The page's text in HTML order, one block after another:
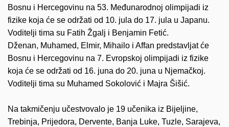
Bosnu i Hercegovinu na 53. Međunarodnoj olimpijadi iz
fizike koja će se održati od 10. jula do 17. jula u Japanu.
Voditelji tima su Fatih Žgalj i Benjamin Fetić.
Dženan, Muhamed, Elmir, Mihailo i Affan predstavljat će
Bosnu i Hercegovinu na 7. Evropskoj olimpijadi iz fizike
koja će se održati od 16. juna do 20. juna u Njemačkoj.
Voditelji tima su Muhamed Sokolović i Majra Šišić.
Na takmičenju učestvovalo je 19 učenika iz Bijeljine,
Trebinja, Prijedora, Dervente, Banja Luke, Tuzle, Sarajeva,